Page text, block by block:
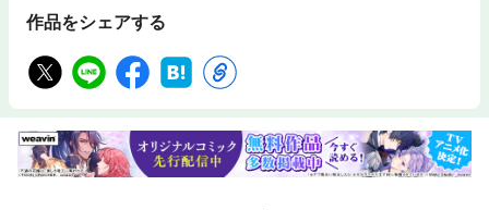
作品をシェアする